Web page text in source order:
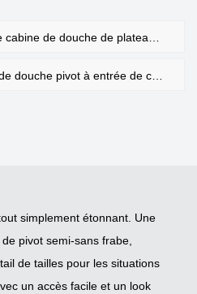
simplement étonnant. Une
pivot semi-sans frabe,
de tailles pour les situations
un accès facile et un look